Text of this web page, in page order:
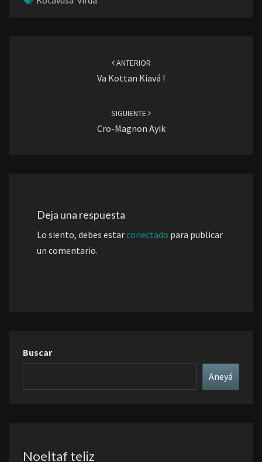
ANTERIOR
Va Kottan Kiavá !
SIGUIENTE
Cro-Magnon Ayik
Deja una respuesta
Lo siento, debes estarconectado para publicar
un comentario.
Buscar
Aneyá
Noeltaf teliz